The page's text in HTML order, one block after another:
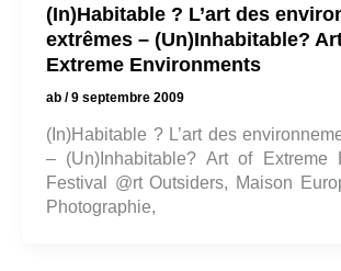
(In)Habitable ? L’art des
extrêmes – (Un)Inhabitable?
Extreme Environments
ab /9 septembre 2009
(In)Habitable ? L’art des
– (Un)Inhabitable? Art of Extreme
Festival @rt Outsiders, Maison
Photographie,